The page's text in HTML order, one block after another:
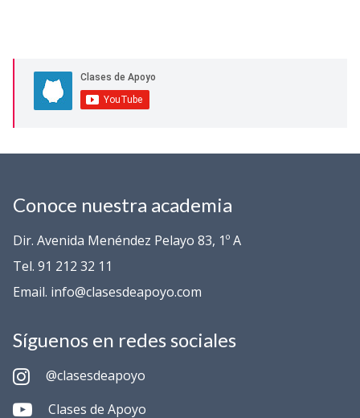
Conoce nuestra academia
Dir. Avenida Menéndez Pelayo 83, 1º A
Tel. 91 212 32 11
Email. info@clasesdeapoyo.com
Síguenos en redes sociales
@clasesdeapoyo
Clases de Apoyo